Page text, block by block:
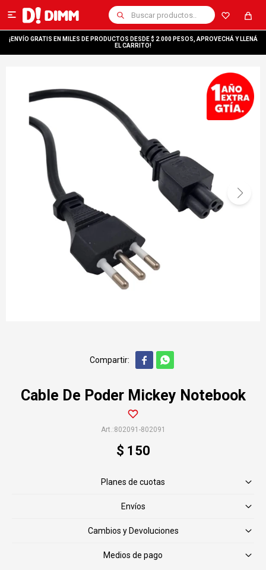

¡ENVÍO GRATIS EN MILES DE PRODUCTOS DESDE $ 2.000 PESOS, APROVECHÁ Y LLENÁ
EL CARRITO!
 
Cable De Poder Mickey Notebook
802091-802091
$ 150
Planes de cuotas
Envíos
Cambios y Devoluciones
Medios de pago